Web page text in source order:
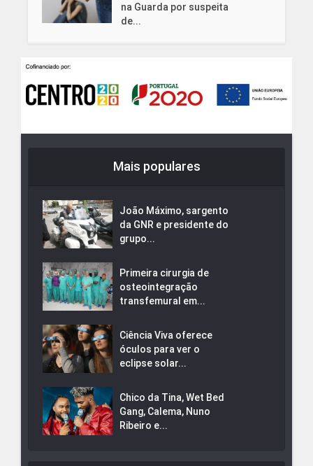
na Guarda por suspeita
de...
Mais populares
João Máximo, sargento
da GNR e presidente do
grupo...
Primeira cirurgia de
osteointegração
transfemural em...
Ciência Viva oferece
óculos para ver o
eclipse solar...
Chico da Tina, Wet Bed
Gang, Calema, Nuno
Ribeiro e...